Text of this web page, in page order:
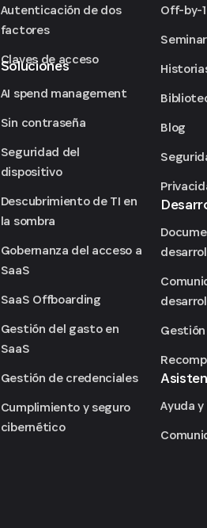
Autenticación de dos
factores
Claves de acceso
Soluciones
AI spend management
Sin contraseña
Seguridad del
dispositivo
Descubrimiento de TI en
la sombra
Gobernanza del acceso a
SaaS
SaaS Offboarding
Gestión del gasto en
SaaS
Gestión de credenciales
Cumplimiento y seguro
cibernético
Off-by-
Blog
Ayuda